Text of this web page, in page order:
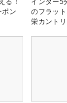
ン
のフラッ
栄カント